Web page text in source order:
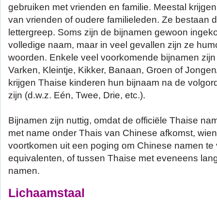
gebruiken met vrienden en familie. Meestal
van vrienden of oudere familieleden. Ze bestaan
lettergreep. Soms zijn de bijnamen gewoon
volledige naam, maar in veel gevallen zijn ze
woorden. Enkele veel voorkomende bijnamen
Varken, Kleintje, Kikker, Banaan, Groen of
krijgen Thaise kinderen hun bijnaam na de
zijn (d.w.z. Eén, Twee, Drie, etc.).
Bijnamen zijn nuttig, omdat de officiële Thaise
met name onder Thais van Chinese afkomst,
voortkomen uit een poging om Chinese namen te
equivalenten, of tussen Thaise met eveneens
namen.
Lichaamstaal